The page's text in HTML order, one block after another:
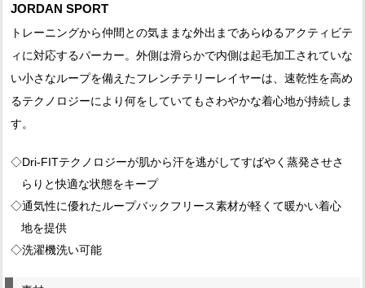
JORDAN SPORT
トレーニングから仲間との気ままな外出まであらゆるアクティビテ
ィに対応するパーカー。外側は滑らかで内側は起毛加工されていな
い小さなループを備えたフレンチテリーレイヤーは、速乾性を高め
るテクノロジーにより何をしていてもさわやかな着心地が持続しま
す。
◇Dri-FITテクノロジーが肌から汗を逃がしてすばやく蒸発させさ
らりと快適な状態をキープ
◇通気性に優れたループバックフリース素材が軽くて暖かい着心
地を提供
◇洗濯機洗い可能